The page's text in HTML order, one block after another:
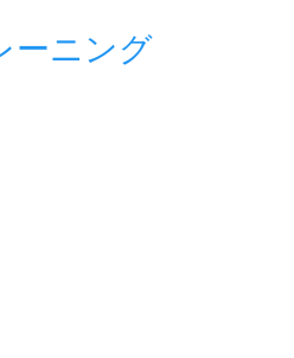
ーニング